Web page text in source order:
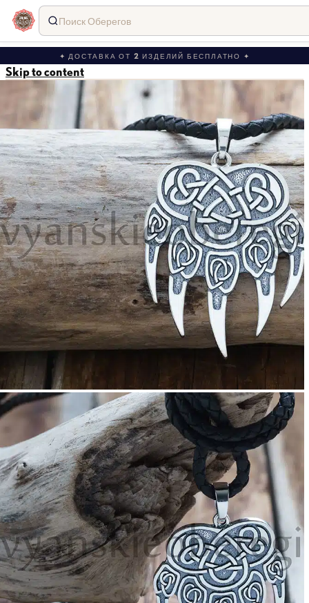
✦ ДОСТАВКА ОТ 2 ИЗДЕЛИЙ БЕСПЛАТНО ✦
Skip to content
Поиск Оберегов